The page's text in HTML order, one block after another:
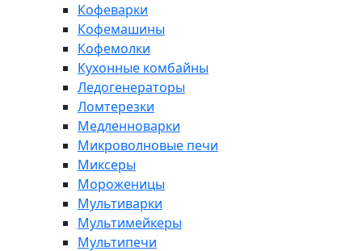
Кофеварки
Кофемашины
Кофемолки
Кухонные комбайны
Ледогенераторы
Ломтерезки
Медленноварки
Микроволновые печи
Миксеры
Мороженицы
Мультиварки
Мультимейкеры
Мультипечи